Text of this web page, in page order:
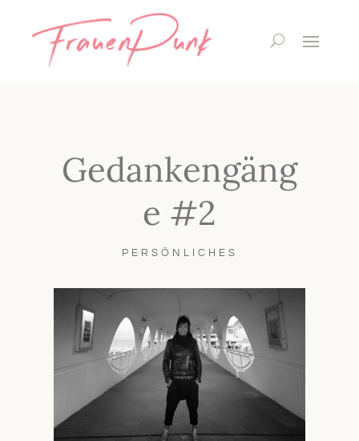
Gedankengäng
e #2
PERSÖNLICHES